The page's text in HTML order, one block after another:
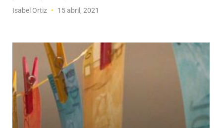
Isabel Ortiz 15 abril, 2021